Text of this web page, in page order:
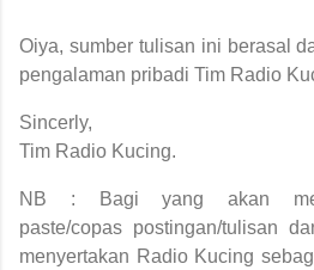
Oiya, sumber tulisan ini berasal
pengalaman pribadi Tim Radio
Sincerly,
Tim Radio Kucing.
NB : Bagi yang akan
paste/copas postingan/tulisan
menyertakan Radio Kucing